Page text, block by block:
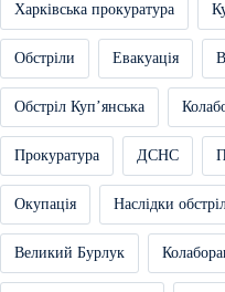
Харківська прокуратура
Обстріли Евакуація
Обстріл Купʼянська
Прокуратура ДСНС
Окупація Наслідки
Великий Бурлук